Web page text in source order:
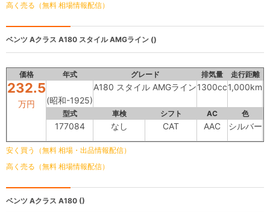
高く売る（無料 相場情報配信）
ベンツ Aクラス A180 スタイル AMGライン ()
価格 年式 グレード 排気量 走行距離
232.5
万円 (昭和-1925)
A180 スタイル AMGライン1300cc1,000km
型式 車検 シフト AC 色
177084 なし CAT AAC シルバー
安く買う（無料 相場・出品情報配信）
高く売る（無料 相場情報配信）
ベンツ Aクラス A180 ()